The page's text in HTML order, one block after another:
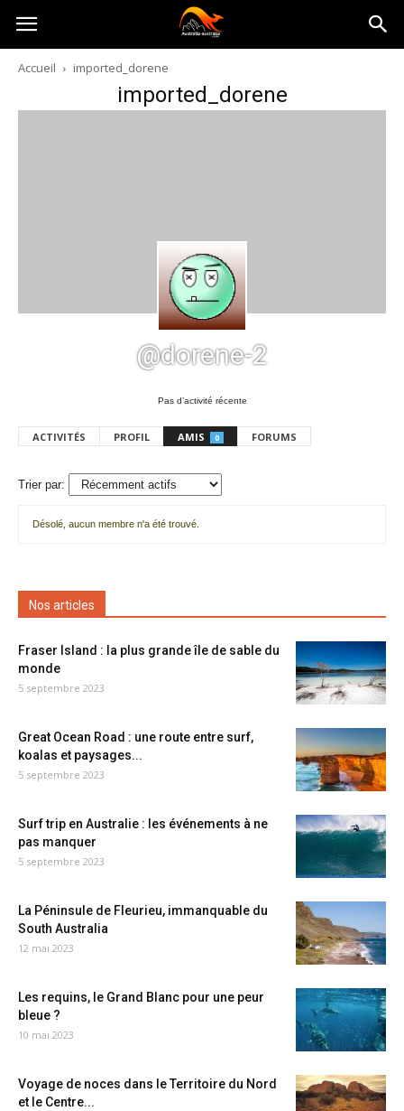
Australia-
australie.com
Accueil imported_dorene
imported_dorene
@dorene-2
Pas d’activité récente
ACTIVITÉS PROFIL AMIS 0 FORUMS
Trier par:
amis
Désolé, aucun membre n'a été trouvé.
Nos articles
Fraser Island : la plus grande île de sable du
monde
5 septembre 2023
Great Ocean Road : une route entre surf,
koalas et paysages...
5 septembre 2023
Surf trip en Australie : les événements à ne
pas manquer
5 septembre 2023
La Péninsule de Fleurieu, immanquable du
South Australia
12 mai 2023
Les requins, le Grand Blanc pour une peur
bleue ?
10 mai 2023
Voyage de noces dans le Territoire du Nord
et le Centre...